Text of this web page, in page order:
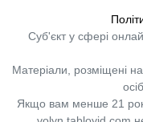
Суб'єкт у сфері
Матеріали, розміщені
Якщо вам менше 21